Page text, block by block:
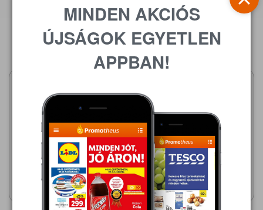
Ár
2026.07.29 - 09.01
34 500,00 Ft
DREAMZONE LILLEVANG
habszivacs matrac
Akciós újság
megtekintése
JYSK
2026.07.29 - 09.01
51 500,00 Ft
WELLPUR® GOLMA
Akciós újság
megtekintése
MINDEN AKCIÓS
ÚJSÁGOK EGYETLEN
APPBAN!